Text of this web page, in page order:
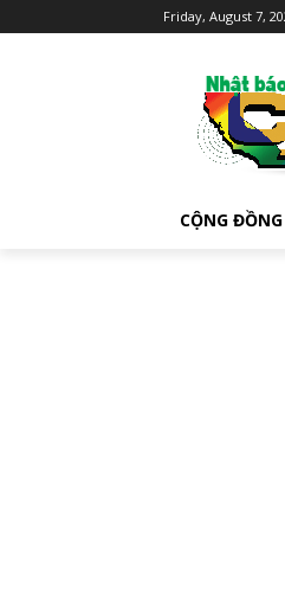
Friday, August 7,
CỘNG ĐỒNG